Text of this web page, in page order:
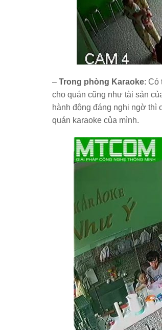
– Trong phòng Karaoke: Có
cho quán cũng như tài sản
hành động đáng nghi ngờ thì
quán karaoke của mình.